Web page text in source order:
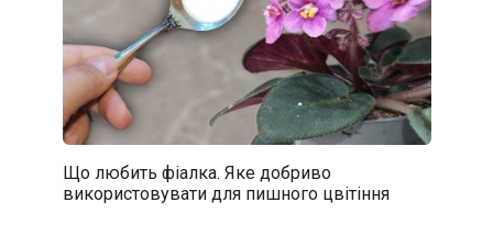
Що любить фіалка. Яке добриво
використовувати для пишного цвітіння